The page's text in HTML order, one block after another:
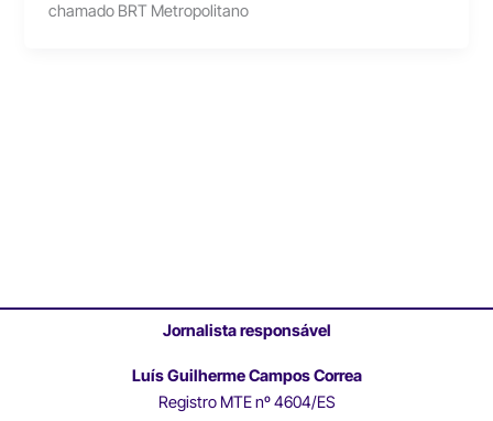
chamado BRT Metropolitano
Jornalista responsável
Luís Guilherme Campos Correa
Registro MTE nº 4604/ES